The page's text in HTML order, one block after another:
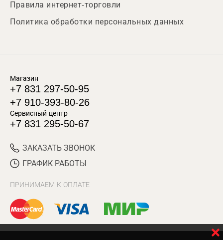
Правила интернет-торговли
Политика обработки персональных данных
Магазин
+7 831 297-50-95
+7 910-393-80-26
Сервисный центр
+7 831 295-50-67
ЗАКАЗАТЬ ЗВОНОК
ГРАФИК РАБОТЫ
ПРИНИМАЕМ К ОПЛАТЕ